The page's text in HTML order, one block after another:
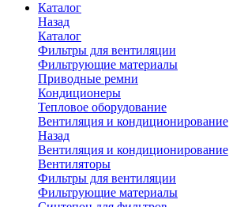
Каталог
Назад
Каталог
Фильтры для вентиляции
Фильтрующие материалы
Приводные ремни
Кондиционеры
Тепловое оборудование
Вентиляция и кондиционирование
Назад
Вентиляция и кондиционирование
Вентиляторы
Фильтры для вентиляции
Фильтрующие материалы